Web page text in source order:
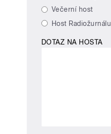
Večerní host
Host Radiožurnálu
DOTAZ NA HOSTA